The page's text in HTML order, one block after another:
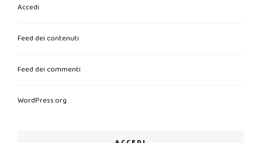
Accedi
Feed dei contenuti
Feed dei commenti
WordPress.org